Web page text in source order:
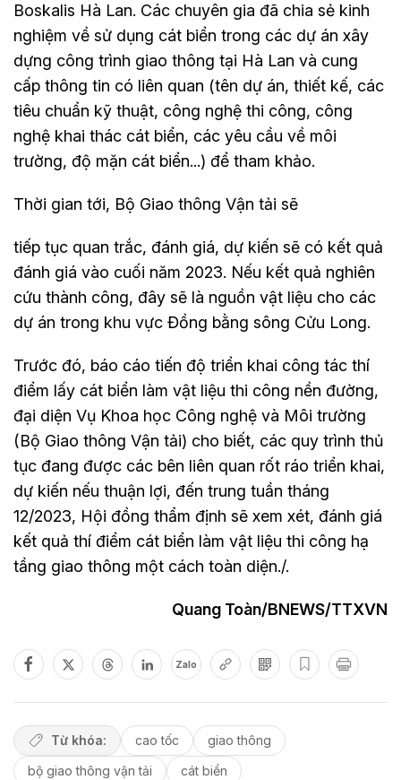
Boskalis Hà Lan. Các chuyên gia đã chia sẻ kinh
nghiệm về sử dụng cát biển trong các dự án xây
dựng công trình giao thông tại Hà Lan và cung
cấp thông tin có liên quan (tên dự án, thiết kế, các
tiêu chuẩn kỹ thuật, công nghệ thi công, công
nghệ khai thác cát biển, các yêu cầu về môi
trường, độ mặn cát biển...) để tham khảo.
Thời gian tới, Bộ Giao thông Vận tải sẽ
tiếp tục quan trắc, đánh giá, dự kiến sẽ có kết quả
đánh giá vào cuối năm 2023. Nếu kết quả nghiên
cứu thành công, đây sẽ là nguồn vật liệu cho các
dự án trong khu vực Đồng bằng sông Cửu Long.
Trước đó, báo cáo tiến độ triển khai công tác thí
điểm lấy cát biển làm vật liệu thi công nền đường,
đại diện Vụ Khoa học Công nghệ và Môi trường
(Bộ Giao thông Vận tải) cho biết, các quy trình thủ
tục đang được các bên liên quan rốt ráo triển khai,
dự kiến nếu thuận lợi, đến trung tuần tháng
12/2023, Hội đồng thẩm định sẽ xem xét, đánh giá
kết quả thí điểm cát biển làm vật liệu thi công hạ
tầng giao thông một cách toàn diện./.
Quang Toàn/BNEWS/TTXVN
Zalo
Từ khóa: cao tốc
giao thông
bộ giao thông vận tải
cát biển